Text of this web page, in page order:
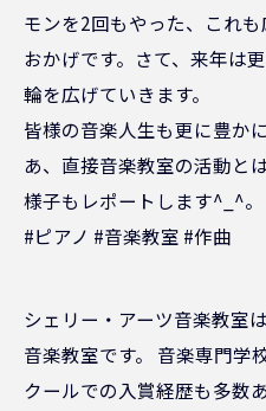
モンを2回もやった、これ
おかげです。さて、来年は
輪を広げていきます。
皆様の音楽人生も更に豊か
あ、直接音楽教室の活動と
様子もレポートします^_^。
#ピアノ #音楽教室 #作曲
シェリー・アーツ音楽教室
音楽教室です。 音楽専門学
クールでの入賞経歴も多数